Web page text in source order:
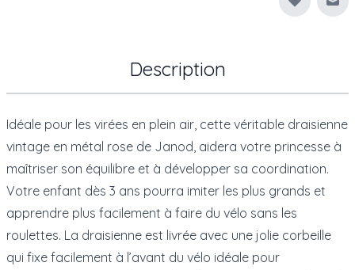
Description
Idéale pour les virées en plein air, cette véritable draisienne
vintage en métal rose de Janod, aidera votre princesse à
maîtriser son équilibre et à développer sa coordination.
Votre enfant dès 3 ans pourra imiter les plus grands et
apprendre plus facilement à faire du vélo sans les
roulettes. La draisienne est livrée avec une jolie corbeille
qui fixe facilement à l’avant du vélo idéale pour